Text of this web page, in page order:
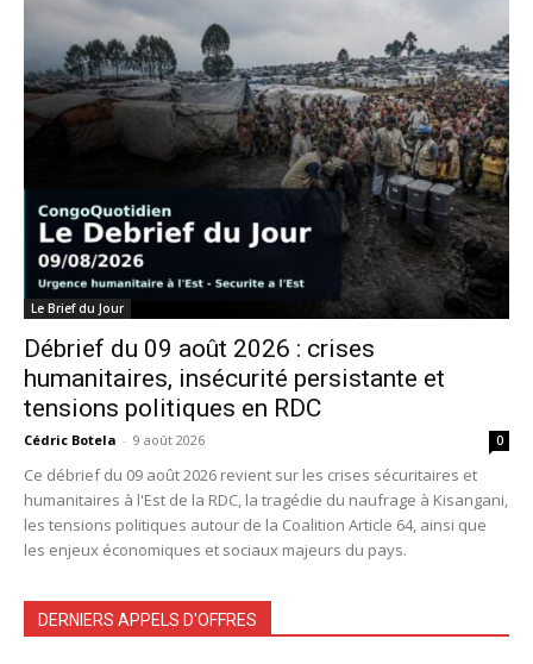
Le Brief du Jour
Débrief du 09 août 2026 : crises
humanitaires, insécurité persistante et
tensions politiques en RDC
Cédric Botela - 9 août 2026 0
Ce débrief du 09 août 2026 revient sur les crises sécuritaires et
humanitaires à l'Est de la RDC, la tragédie du naufrage à Kisangani,
les tensions politiques autour de la Coalition Article 64, ainsi que
les enjeux économiques et sociaux majeurs du pays.
DERNIERS APPELS D'OFFRES